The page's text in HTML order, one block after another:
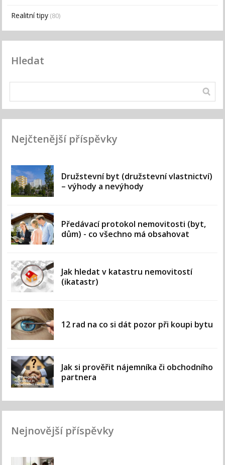
Realitní tipy (80)
Hledat
Nejčtenější příspěvky
Družstevní byt (družstevní vlastnictví)
– výhody a nevýhody
Předávací protokol nemovitosti (byt,
dům) - co všechno má obsahovat
Jak hledat v katastru nemovitostí
(ikatastr)
12 rad na co si dát pozor při koupi bytu
Jak si prověřit nájemníka či obchodního
partnera
Nejnovější příspěvky